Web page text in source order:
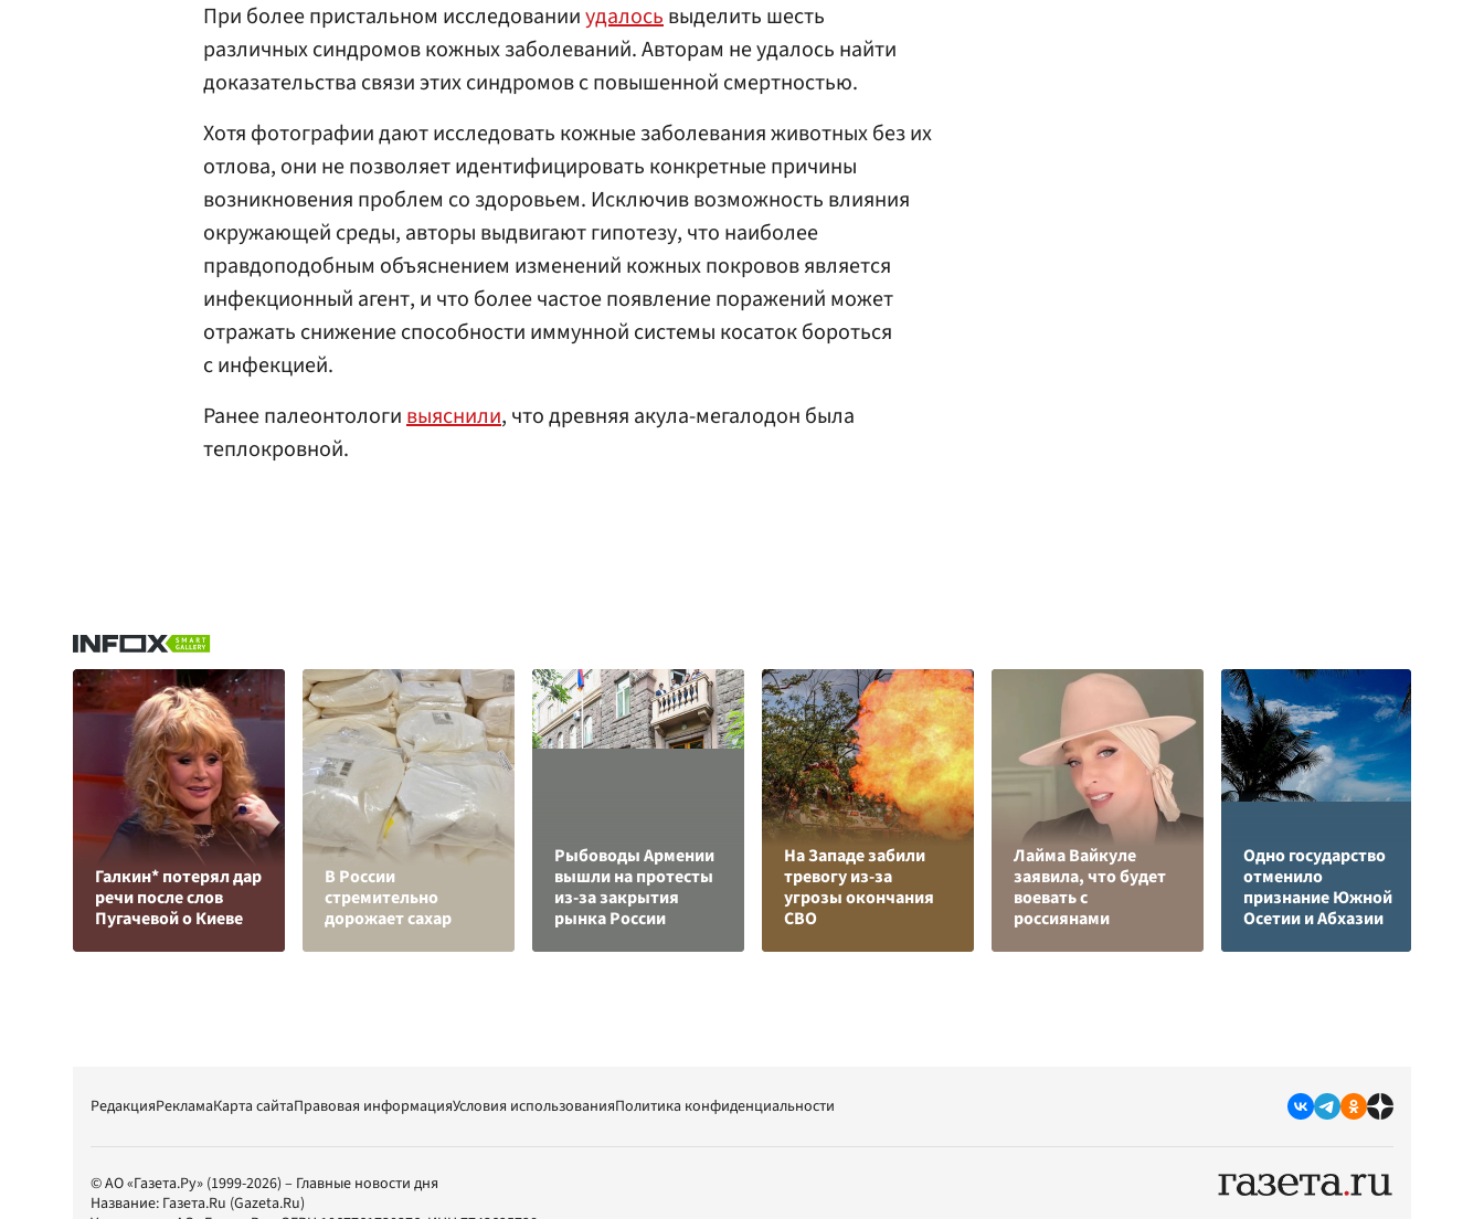
При более пристальном исследованииудалосьвыделить шесть
различных синдромов кожных заболеваний. Авторам не удалось найти
доказательства связи этих синдромов с повышенной смертностью.
Хотя фотографии дают исследовать кожные заболевания животных без их
отлова, они не позволяет идентифицировать конкретные причины
возникновения проблем со здоровьем. Исключив возможность влияния
окружающей среды, авторы выдвигают гипотезу, что наиболее
правдоподобным объяснением изменений кожных покровов является
инфекционный агент, и что более частое появление поражений может
отражать снижение способности иммунной системы косаток бороться
с инфекцией.
Ранее палеонтологивыяснили, что древняя акула-мегалодон была
теплокровной.
Галкин* потерял дар
речи после слов
Пугачевой о Киеве
В России
стремительно
дорожает сахар
Рыбоводы Армении
вышли на протесты
из-за закрытия
рынка России
На Западе забили
тревогу из-за
угрозы окончания
СВО
Лайма Вайкуле
заявила, что будет
воевать с
россиянами
Одно государство
отменило
признание Южной
Осетии и Абхазии
РедакцияРекламаКарта сайтаПравовая информацияУсловия использованияПолитика конфиденциальности
© АО «Газета.Ру» (1999-2026) – Главные новости дня
Название: Газета.Ru (Gazeta.Ru)